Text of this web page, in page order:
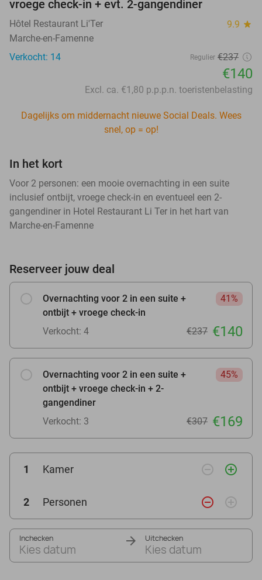
vroege check-in + evt. 2-gangendiner
Hôtel Restaurant Li'Ter 9.9 star
Marche-en-Famenne
Verkocht: 14
Regulier €237
€140
Excl. ca. €1,80 p.p.p.n. toeristenbelasting
Dagelijks om middernacht nieuwe Social Deals. Wees
snel, op = op!
In het kort
Voor 2 personen: een mooie overnachting in een suite
inclusief ontbijt, vroege check-in en eventueel een 2-
gangendiner in Hotel Restaurant Li Ter in het hart van
Marche-en-Famenne
Reserveer jouw deal
Overnachting voor 2 in een suite +
ontbijt + vroege check-in
41%
Verkocht: 4 €237 €140
Overnachting voor 2 in een suite +
ontbijt + vroege check-in + 2-
gangendiner
45%
Verkocht: 3 €307 €169
1 Kamer remove_circle_outline add_circle_outline
2 Personen remove_circle_outline add_circle_outline
Inchecken
Kies datum
Uitchecken
Kies datum